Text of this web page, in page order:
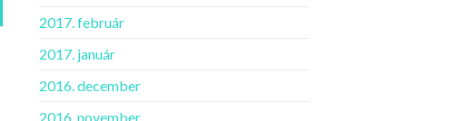
2017. február
2017. január
2016. december
2016. november